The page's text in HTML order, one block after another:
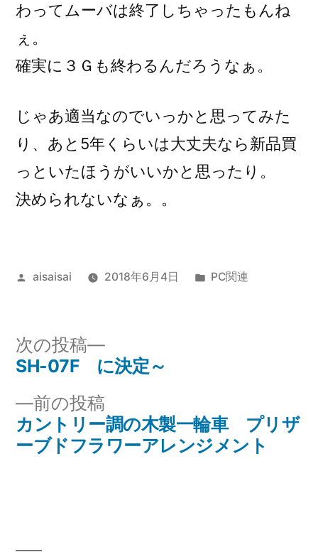
わってムーバは終了しちゃったもんね
ぇ。
確実に３Ｇも終わるんだろうなぁ。
じゃあ適当なのでいっかと思ってみた
り、あと5年くらいは大丈夫なら新品買
っといたほうがいいかと思ったり。
決められないなぁ。。
投
aisaisai 2018年6月4日
カ
PC関連
投
稿
ナ
前の投稿
の
投
カントリー調の木製一輪車 プリザ
ーブドフラワーアレンジメント
次の投稿
次
の
SH-07F に決定～